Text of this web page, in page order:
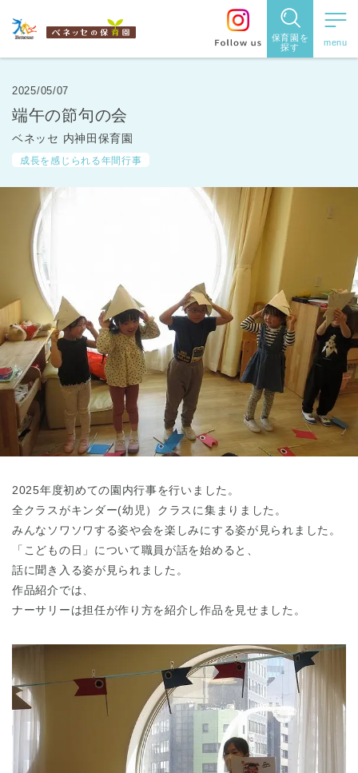
保育園を
探す
保育園を探す
都道府県
から探す
東京都
東京都 全域
2025/05/07
端午の節句の会
ベネッセ 内神田保育園
成長を感じられる年間行事
2025年度初めての園内行事を行いました。
全クラスがキンダー(幼児）クラスに集まりました。
みんなソワソワする姿や会を楽しみにする姿が見られました。
「こどもの日」について職員が話を始めると、
話に聞き入る姿が見られました。
作品紹介では、
ナーサリーは担任が作り方を紹介し作品を見せました。